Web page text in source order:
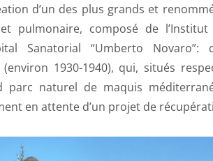
d’un des plus grands et
pulmonaire, composé de l’Institut
Sanatorial “Umberto Novaro”:
1930-1940), qui, situés
parc naturel de maquis
en attente d’un projet de